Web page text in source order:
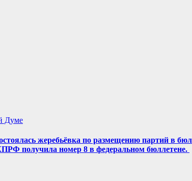
Думе
жеребьёвка по размещению партий в
получила номер 8 в федеральном бюллетене.